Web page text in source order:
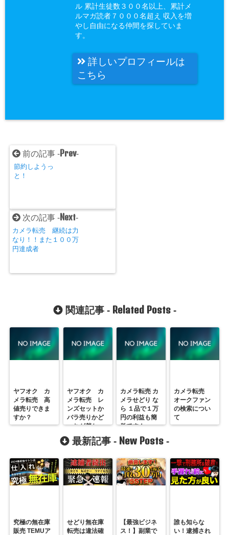
ル 累計生徒数３００名以上、累計メ
ルマガ読者７０００名超え 収入を増
やし自由になる仲間を探していま
す。
詳しいプロフィールは
こちら
前の記事 -Prev-
節約しようっ
と！
次の記事 -Next-
カメラ転売 継続は力
なり！！また１００万
円達成者
関連記事 - Related Posts-
ヤフオク カ
メラ転売 高
値売りできま
すか？
ヤフオク カ
メラ転売 レ
ンズセットか
バラ売りかど
っちが儲か
カメラ転売 カ
メラせどり な
ら １品で１万
円の利益も簡
単です！
カメラ転売
オークファン
の検索につい
て
最新記事 - New Posts -
究極の無在庫
販売 TEMUア
せどり無在庫
転売は違法確
【最強ビジネ
ス！】副業で
誰も知らな
い！逮捕され